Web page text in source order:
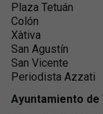
Plaza Tetuán
Colón
Xàtiva
San Agustín
San Vicente
Periodista Azzati
Ayuntamiento de